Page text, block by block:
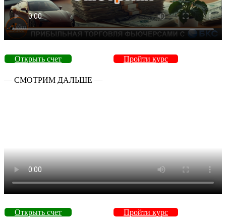
Открыть счет Пройти курс
— СМОТРИМ ДАЛЬШЕ —
Открыть счет Пройти курс